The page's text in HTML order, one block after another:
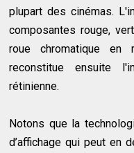
plupart des cinémas.
composantes rouge,
roue chromatique
reconstitue ensuite
rétinienne.
Notons que la
d’affichage qui peut en